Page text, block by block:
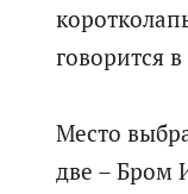
говорится
Место
две – Бром